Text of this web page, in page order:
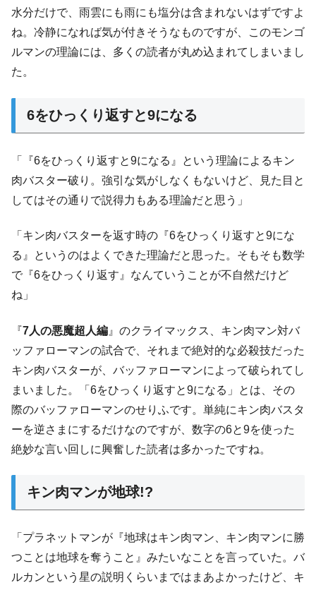
水分だけで、雨雲にも雨にも塩分は含まれないはずですよ
ね。冷静になれば気が付きそうなものですが、このモンゴ
ルマンの理論には、多くの読者が丸め込まれてしまいまし
た。
6をひっくり返すと9になる
「『6をひっくり返すと9になる』という理論によるキン
肉バスター破り。強引な気がしなくもないけど、見た目と
してはその通りで説得力もある理論だと思う」
「キン肉バスターを返す時の『6をひっくり返すと9にな
る』というのはよくできた理論だと思った。そもそも数学
で『6をひっくり返す』なんていうことが不自然だけど
ね」
『7人の悪魔超人編 』のクライマックス、キン肉マン対バ
ッファローマンの試合で、それまで絶対的な必殺技だった
キン肉バスターが、バッファローマンによって破られてし
まいました。「6をひっくり返すと9になる」とは、その
際のバッファローマンのせりふです。単純にキン肉バスタ
ーを逆さまにするだけなのですが、数字の6と9を使った
絶妙な言い回しに興奮した読者は多かったですね。
キン肉マンが地球!?
「プラネットマンが『地球はキン肉マン、キン肉マンに勝
つことは地球を奪うこと』みたいなことを言っていた。バ
ルカンという星の説明くらいまではまあよかったけど、キ